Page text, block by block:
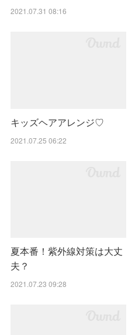
2021.07.31 08:16
キッズヘアアレンジ♡
2021.07.25 06:22
夏本番！紫外線対策は大丈
夫？
2021.07.23 09:28